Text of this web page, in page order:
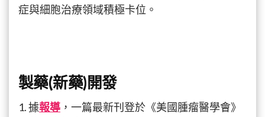
症與細胞治療領域積極卡位。
製藥(新藥)開發
1. 據報導 ，一篇最新刊登於《美國腫瘤醫學會》